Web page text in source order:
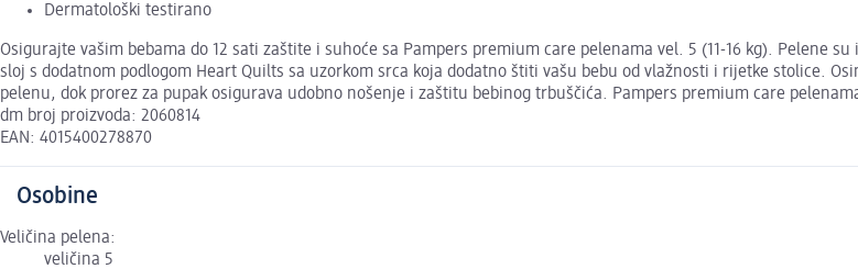
Dermatološki testirano
Osigurajte vašim bebama do 12 sati zaštite i suhoće sa Pampers premium care pelenama vel. 5 (11-16 kg). Pelene
sloj s dodatnom podlogom Heart Quilts sa uzorkom srca koja dodatno štiti vašu bebu od vlažnosti i rijetke stolice.
pelenu, dok prorez za pupak osigurava udobno nošenje i zaštitu bebinog trbuščića. Pampers premium care
dm broj proizvoda: 2060814
EAN: 4015400278870
Osobine
Veličina pelena:
veličina 5